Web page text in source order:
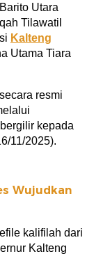
Utara
Tilawatil
Kalteng
Utama Tiara
resmi
kepada
11/2025).
Wujudkan
kalifilah dari
Kalteng